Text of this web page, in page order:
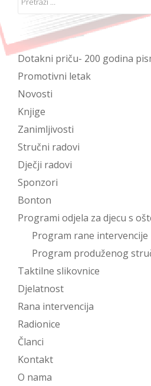
Dotakni priču- 200 godina
Promotivni letak
Novosti
Knjige
Zanimljivosti
Stručni radovi
Dječji radovi
Sponzori
Bonton
Programi odjela za djecu s
Program rane intervencije
Program produženog
Taktilne slikovnice
Djelatnost
Rana intervencija
Radionice
Članci
Kontakt
O nama